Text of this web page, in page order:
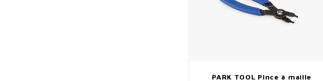
PARK TOOL Pince à maille